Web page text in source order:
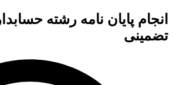
انجام پایان نامه رشته
تضمینی